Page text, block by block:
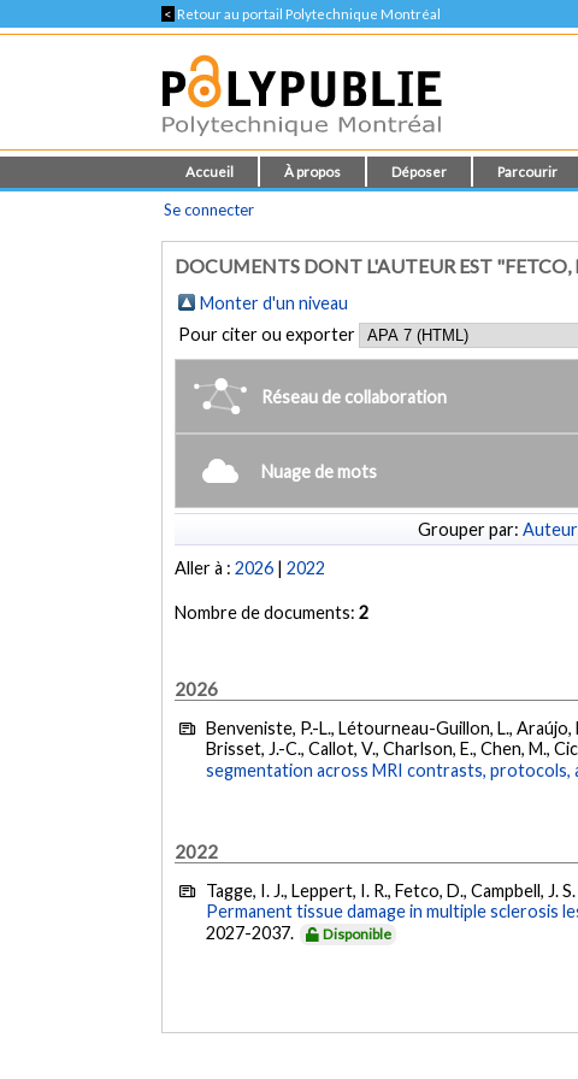
< Retour au portail Polytechnique Montréal
Accueil À propos Déposer Parcourir
Se connecter
DOCUMENTS DONT L'AUTEUR EST
Monter d'un niveau
Pour citer ou exporter
Réseau de collaboration
Nuage de mots
Grouper par:
Aller à :2026 |2022
Nombre de documents:2
2026
Benveniste, P.-L., Létourneau-Guillon, L., Araújo,
Brisset, J.-C., Callot, V., Charlson, E., Chen, M.,
segmentation across MRI contrasts, protocols,
2022
Tagge, I. J., Leppert, I. R., Fetco, D., Campbell, J.
Permanent tissue damage in multiple sclerosis
2027-2037.
Disponible